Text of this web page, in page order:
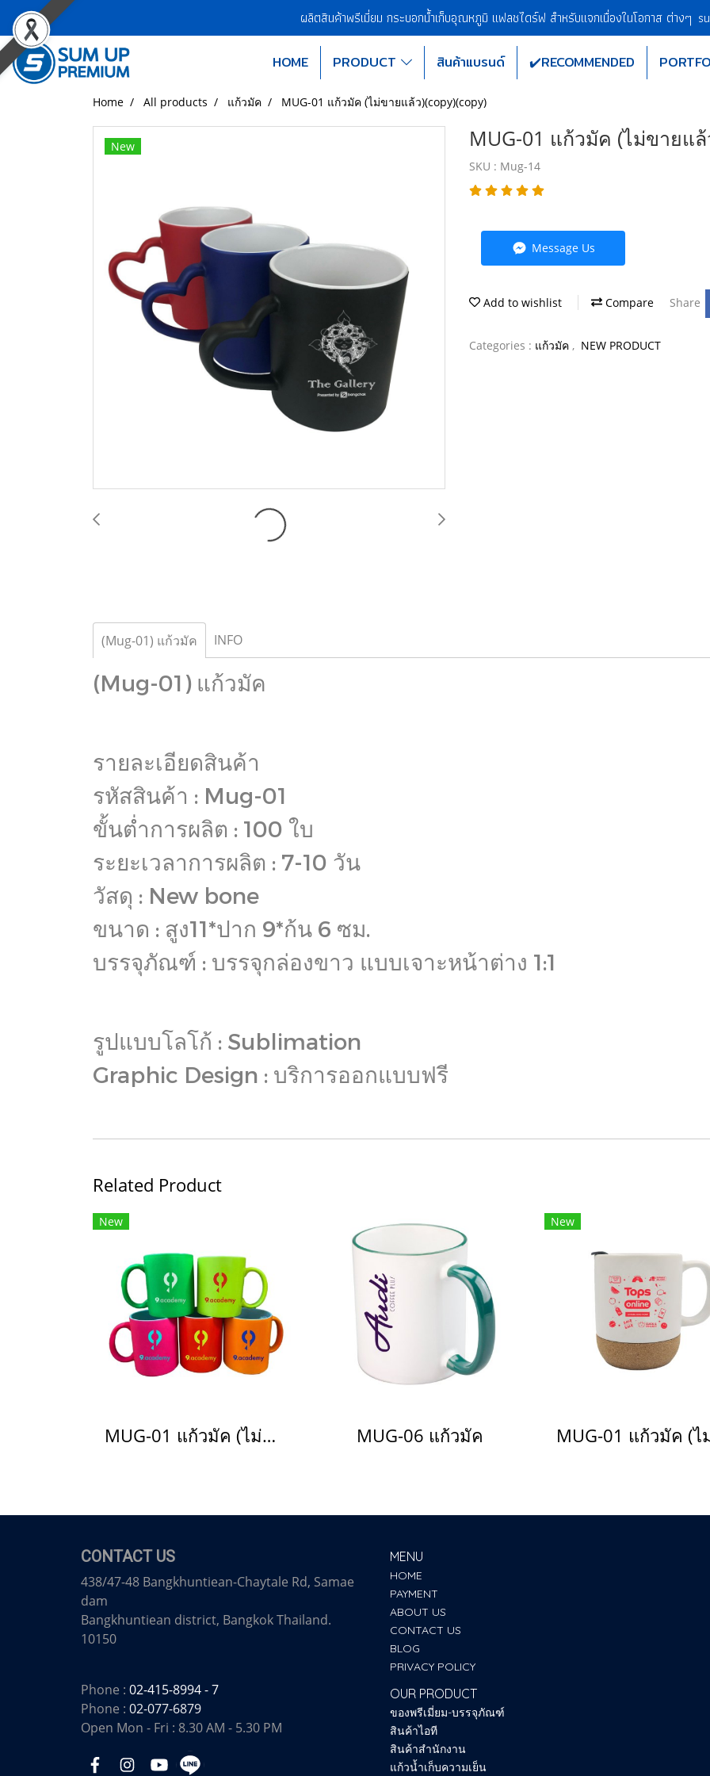
ผลิตสินค้าพรีเมี่ยม กระบอกน้ำเก็บอุณหภูมิ แฟลชไดร์ฟ สำหรับแจกเนื่องในโอกาส ต่างๆ
HOME PRODUCT สินค้าแบรนด์ ✔️RECOMMENDED
Home All products แก้วมัค MUG-01 แก้วมัค (ไม่ขายแล้ว)(copy)(copy)
New MUG-01 แก้วมัค (ไม่ขายแล้
SKU : Mug-14
Message Us
Add to wishlist Compare Share
Categories : แก้วมัค , NEW PRODUCT
(Mug-01) แก้วมัค INFO
(Mug-01) แก้วมัค
รายละเอียดสินค้า
รหัสสินค้า : Mug-01
ขั้นต่ำการผลิต : 100 ใบ
ระยะเวลาการผลิต : 7-10 วัน
วัสดุ : New bone
ขนาด : สูง11*ปาก 9*ก้น 6 ซม.
บรรจุภัณฑ์ : บรรจุกล่องขาว แบบเจาะหน้าต่าง 1:1
รูปแบบโลโก้ : Sublimation
Graphic Design : บริการออกแบบฟรี
Related Product
New
MUG-01 แก้วมัค (ไม่ขายแล้ว)(copy)(copy)(copy) MUG-06 แก้วมัค
New
CONTACT US
438/47-48 Bangkhuntiean-Chaytale Rd, Samae
dam
Bangkhuntiean district, Bangkok Thailand.
10150
Phone : 02-415-8994 - 7
Phone : 02-077-6879
Open Mon - Fri : 8.30 AM - 5.30 PM
MENU
HOME
PAYMENT
ABOUT US
CONTACT US
BLOG
PRIVACY POLICY
OUR PRODUCT
ของพรีเมี่ยม-บรรจุภัณฑ์
สินค้าไอที
สินค้าสำนักงาน
แก้วน้ำเก็บความเย็น